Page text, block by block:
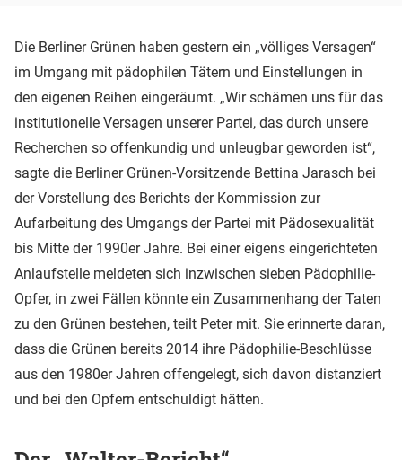
Die Berliner Grünen haben gestern ein „völliges Versagen“
im Umgang mit pädophilen Tätern und Einstellungen in
den eigenen Reihen eingeräumt. „Wir schämen uns für das
institutionelle Versagen unserer Partei, das durch unsere
Recherchen so offenkundig und unleugbar geworden ist“,
sagte die Berliner Grünen-Vorsitzende Bettina Jarasch bei
der Vorstellung des Berichts der Kommission zur
Aufarbeitung des Umgangs der Partei mit Pädosexualität
bis Mitte der 1990er Jahre. Bei einer eigens eingerichteten
Anlaufstelle meldeten sich inzwischen sieben Pädophilie-
Opfer, in zwei Fällen könnte ein Zusammenhang der Taten
zu den Grünen bestehen, teilt Peter mit. Sie erinnerte daran,
dass die Grünen bereits 2014 ihre Pädophilie-Beschlüsse
aus den 1980er Jahren offengelegt, sich davon distanziert
und bei den Opfern entschuldigt hätten.